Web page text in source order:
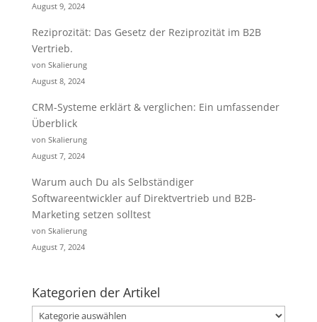
August 9, 2024
Reziprozität: Das Gesetz der Reziprozität im B2B
Vertrieb.
von Skalierung
August 8, 2024
CRM-Systeme erklärt & verglichen: Ein umfassender
Überblick
von Skalierung
August 7, 2024
Warum auch Du als Selbständiger
Softwareentwickler auf Direktvertrieb und B2B-
Marketing setzen solltest
von Skalierung
August 7, 2024
Kategorien der Artikel
Kategorien